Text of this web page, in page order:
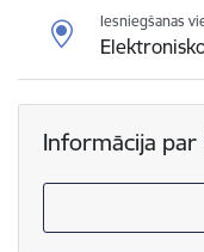
Iesniegšanas
Informācija